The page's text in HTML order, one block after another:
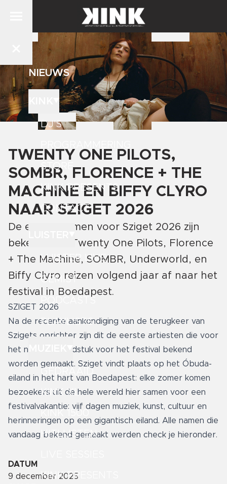
NIEUWS
DJ'S
STORE
KINK PRESENTS
CONTACT
LUISTER LIVE
GEMIST
PODCASTS
PLAYLISTS
GEDRAAID
KINK XL
KINK 1500
HITLIJSTEN
KINK PRESENTS
TWENTY ONE PILOTS,
SOMBR, FLORENCE + THE
MACHINE EN BIFFY CLYRO
NAAR SZIGET 2026
De eerste namen voor Sziget 2026 zijn
bekend. O.a. Twenty One Pilots, Florence
+ The Machine, SOMBR, Underworld, en
Biffy Clyro reizen volgend jaar af naar het
festival in Boedapest.
SZIGET 2026
Na de recente aankondiging van de terugkeer van
Szigets oprichter zijn dit de eerste artiesten die voor
het nieuwe hoofdstuk voor het festival bekend
worden gemaakt. Sziget vindt plaats op het Óbuda-
eiland in het hart van Boedapest: elke zomer komen
bezoekers uit de hele wereld hier samen voor een
festivalvakantie: vijf dagen muziek, kunst, cultuur en
herinneringen op een gigantisch eiland. Alle namen die
vandaag bekend gemaakt werden check je hieronder.
DATUM
9 december 2025